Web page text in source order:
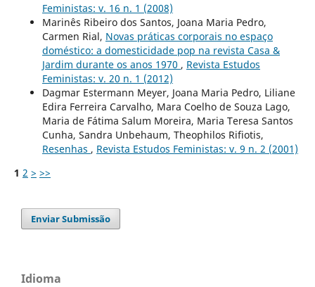
Feministas: v. 16 n. 1 (2008)
Marinês Ribeiro dos Santos, Joana Maria Pedro,
Carmen Rial, Novas práticas corporais no espaço
doméstico: a domesticidade pop na revista Casa &
Jardim durante os anos 1970 , Revista Estudos
Feministas: v. 20 n. 1 (2012)
Dagmar Estermann Meyer, Joana Maria Pedro, Liliane
Edira Ferreira Carvalho, Mara Coelho de Souza Lago,
Maria de Fátima Salum Moreira, Maria Teresa Santos
Cunha, Sandra Unbehaum, Theophilos Rifiotis,
Resenhas , Revista Estudos Feministas: v. 9 n. 2 (2001)
1 2 > >>
Enviar Submissão
Idioma